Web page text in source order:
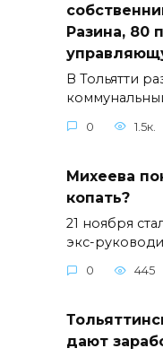
Разина, 80
В Тольятти
0 1.5к.
Михеева
копать?
21 ноября
экс-
0 445
дают